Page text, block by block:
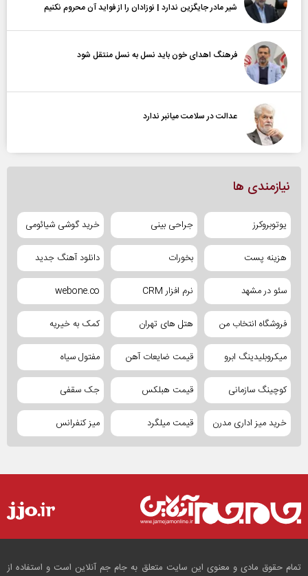
شیر مادر جایگزین ندارد | نوزادان را از فواید آن محروم نکنیم
فرهنگ اهدای خون باید نسل به نسل منتقل شود
عدالت در سلامت میانبر ندارد
نیازمندی ها
یوتوبروکرز جراحی بینی خرید گوشی شیائومی
هزینه پست بخورات دانلود آهنگ جدید
سئو در مشهد نرم افزار CRM webone.co
فروشگاه انتخاب من هتل های تهران کمک به خیریه
میکروبلیدینگ ابرو قیمت ضایعات آهن مفتول سیاه
کوچینگ سازمانی قیمت هبلکس جک سقفی
خرید میز اداری مدرن قیمت میلگرد میز کنفرانس
تمام حقوق مادی و معنوی این سایت متعلق به جام جم آنلاین است و استفاده از